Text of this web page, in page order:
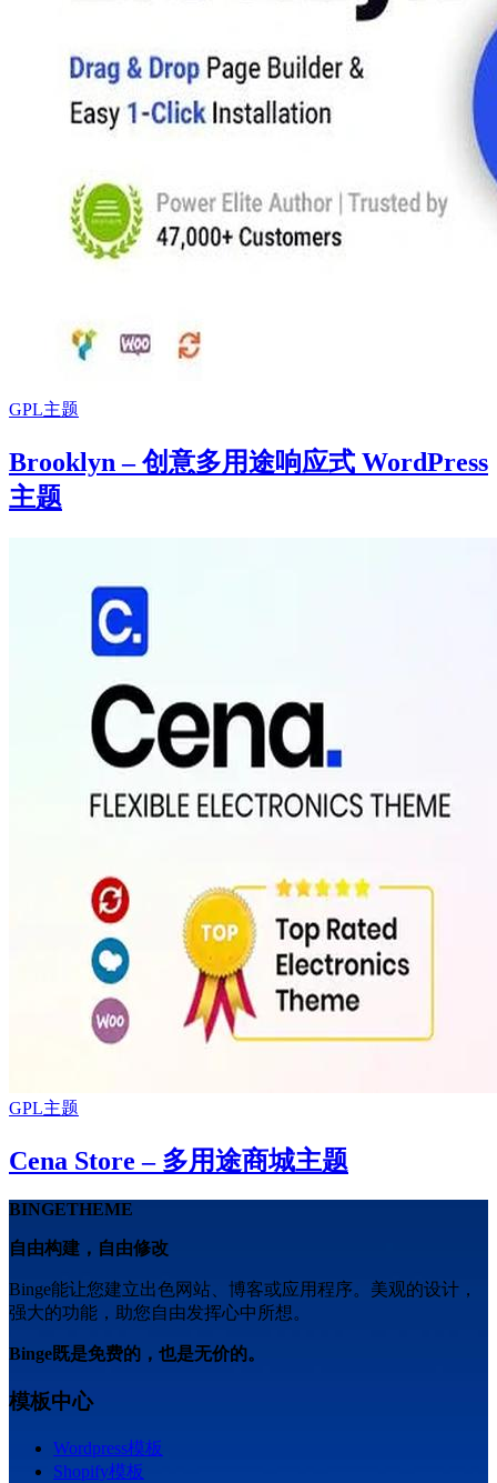
GPL主题
Brooklyn – 创意多用途响应式 WordPress
主题
GPL主题
Cena Store – 多用途商城主题
BINGETHEME
自由构建，自由修改
Binge能让您建立出色网站、博客或应用程序。美观的设计，
强大的功能，助您自由发挥心中所想。
Binge既是免费的，也是无价的。
模板中心
Wordpress模板
Shopify模板